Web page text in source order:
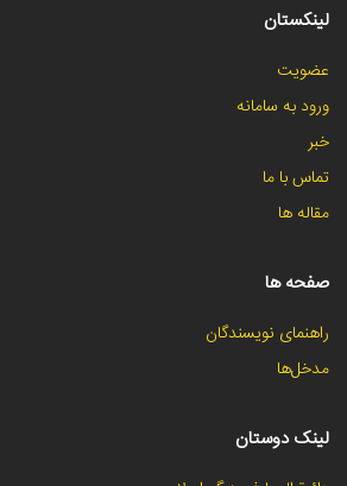
لینکستان
عضویت
ورود به سامانه
خبر
تماس با ما
مقاله ها
صفحه ها
راهنمای نویسندگان
مدخل‌ها
لینک دوستان